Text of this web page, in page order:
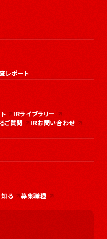
レポート
IRライブラリー
ご質問
IRお問い合わせ
る 募集職種